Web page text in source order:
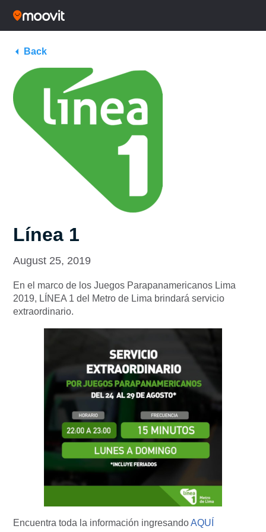
Back
Línea 1
August 25, 2019
En el marco de los Juegos Parapanamericanos Lima
2019, LÍNEA 1 del Metro de Lima brindará servicio
extraordinario.
Encuentra toda la información ingresandoAQUÍ